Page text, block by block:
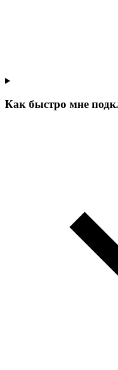
Как быстро мне